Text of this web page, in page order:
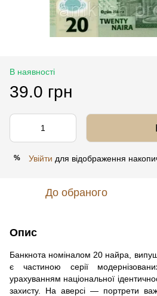
В наявності
39.0 грн
% Увійти для відображення
До обраного
Опис
Банкнота номіналом 20 найра,
є частиною серії
урахуванням національної
захисту. На аверсі — портрети